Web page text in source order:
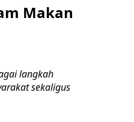
Makan
langkah
sekaligus